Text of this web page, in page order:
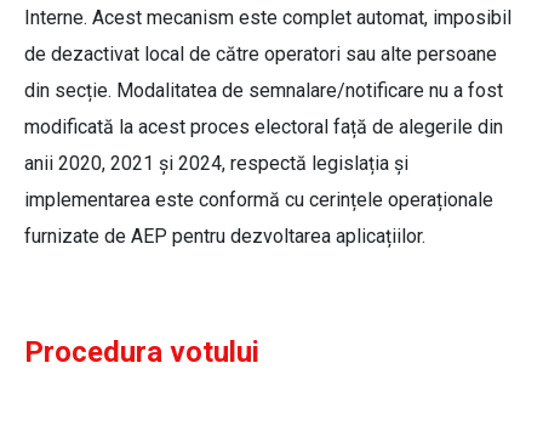
Interne. Acest mecanism este complet automat, imposibil
de dezactivat local de către operatori sau alte persoane
din secție. Modalitatea de semnalare/notificare nu a fost
modificată la acest proces electoral față de alegerile din
anii 2020, 2021 și 2024, respectă legislația și
implementarea este conformă cu cerințele operaționale
furnizate de AEP pentru dezvoltarea aplicațiilor.
Procedura votului